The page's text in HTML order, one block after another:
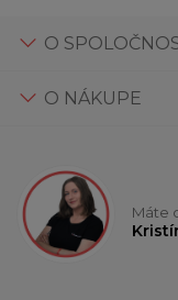
O
O NÁKUPE
Máte